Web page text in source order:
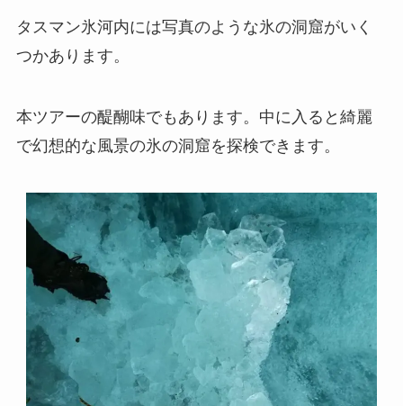
タスマン氷河内には写真のような氷の洞窟がいく
つかあります。
本ツアーの醍醐味でもあります。中に入ると綺麗
で幻想的な風景の氷の洞窟を探検できます。